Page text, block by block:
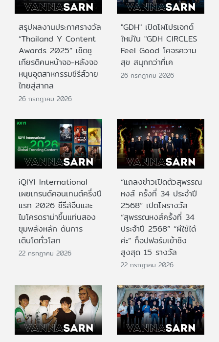
สรุปผลงานประกาศรางวัล
“Thailand Y Content
Awards 2025” เชิดชู
เกียรติคนหน้าจอ-หลังจอ
หนุนอุตสาหกรรมซีรีส์วาย
ไทยสู่สากล
26 กรกฎาคม 2026
"GDH" เปิดโผโปรเจกต์
ใหม่ใน "GDH CIRCLES
Feel Good โคจรความ
สุข สนุกกว่าที่เค
26 กรกฎาคม 2026
iQIYI International
เผยเทรนด์คอนเทนต์ครึ่งปี
แรก 2026 ซีรีส์จีนและ
ไมโครดราม่าขึ้นแท่นสอง
ขุมพลังหลัก ดันการ
เติบโตทั่วโลก
22 กรกฎาคม 2026
“แถลงข่าวเปิดตัวสุพรรณ
หงส์ ครั้งที่ 34 ประจำปี
2568” เปิดโผรางวัล
“สุพรรณหงส์ครั้งที่ 34
ประจำปี 2568” “ผีใช้ได้
ค่ะ” ท็อปฟอร์มเข้าชิง
สูงสุด 15 รางวัล
22 กรกฎาคม 2026